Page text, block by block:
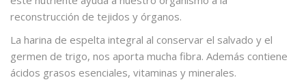
reconstrucción de tejidos y órganos.
La harina de espelta integral al conservar el salvado y el
germen de trigo, nos aporta mucha fibra. Además contiene
ácidos grasos esenciales, vitaminas y minerales.